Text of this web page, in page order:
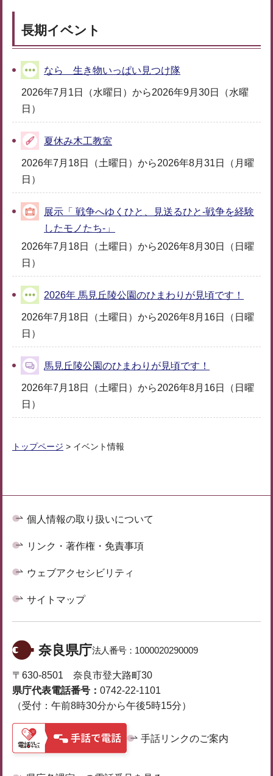
長期イベント
なら 生き物いっぱい見つけ隊
2026年7月1日（水曜日）から2026年9月30日（水曜
日）
夏休み木工教室
2026年7月18日（土曜日）から2026年8月31日（月曜
日）
展示「 戦争へゆくひと、見送るひと-戦争を経験
したモノたち-」
2026年7月18日（土曜日）から2026年8月30日（日曜
日）
2026年 馬見丘陵公園のひまわりが見頃です！
2026年7月18日（土曜日）から2026年8月16日（日曜
日）
馬見丘陵公園のひまわりが見頃です！
2026年7月18日（土曜日）から2026年8月16日（日曜
日）
トップページ > イベント情報
個人情報の取り扱いについて
リンク・著作権・免責事項
ウェブアクセシビリティ
サイトマップ
奈良県庁法人番号： 1000020290009
〒630-8501 奈良市登大路町30
県庁代表電話番号： 0742-22-1101
（受付：午前8時30分から午後5時15分）
手話リンクのご案内